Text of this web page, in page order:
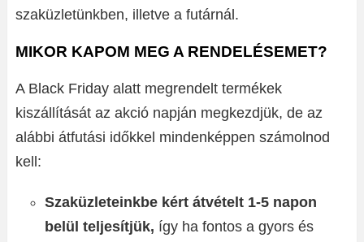
szaküzletünkben, illetve a futárnál.
MIKOR KAPOM MEG A RENDELÉSEMET?
A Black Friday alatt megrendelt termékek
kiszállítását az akció napján megkezdjük, de az
alábbi átfutási időkkel mindenképpen számolnod
kell:
Szaküzleteinkbe kért átvételt 1-5 napon
belül teljesítjük, így ha fontos a gyors és